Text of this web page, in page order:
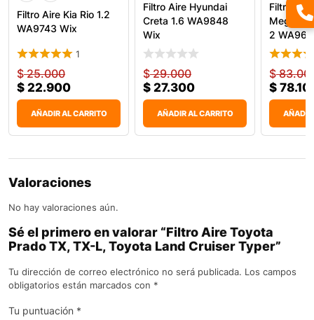
Filtro Aire Kia Rio 1.2
WA9743 Wix
1
$25.000
$ 22.900
AÑADIR AL CARRITO
Filtro Aire Hyundai
Creta 1.6 WA9848
Wix
$29.000
$ 27.300
AÑADIR AL CARRITO
Filtro
Megane
2
$
$
AÑADIR
Valoraciones
No hay valoraciones aún.
Sé el primero en valorar “Filtro Aire Toyota
Prado TX, TX-L, Toyota Land Cruiser Typer”
Tu dirección de correo electrónico no será publicada. Los campos
obligatorios están marcados con *
Tu puntuación *